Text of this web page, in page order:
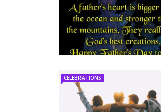
CELEBRATIONS